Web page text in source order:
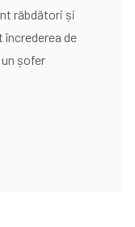
răbdători și
de
șofer